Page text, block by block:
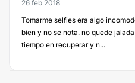
26 feb 2018
Tomarme selfies era algo
bien y no se nota. no quede
tiempo en recuperar y n...